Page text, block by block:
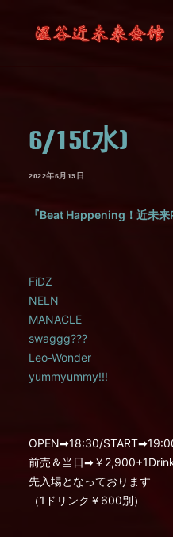
CONTACT6/15(水)
2022年6月15日
『Beat Happening！近未来
FiDZ
NELN
MANACLE
swaggg???
Leo-Wonder
yummyummy!!!
OPEN➡︎18:30/
前売＆当日➡︎￥
先入場となっております
（1ドリンク￥600別）